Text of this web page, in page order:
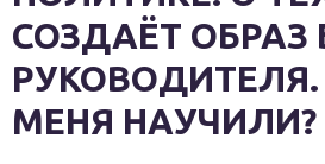
СОЗДАЁТ
МЕНЯ НАУЧИЛИ?